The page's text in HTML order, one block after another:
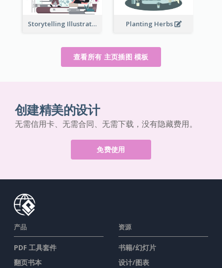
Storytelling Illustration Planting Herbs
查看所有 主页插图 模板
创建精美的设计
无需信用卡、无需合同、无需下载，没有隐藏费用。
免费使用
产品
PDF 工具套件
翻页书本
资源
书籍/幻灯片
设计/图表